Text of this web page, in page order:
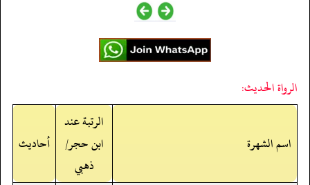
الرواة الحديث:
اسم الشهرة
الرتبة عند
ابن حجر/
ذهبي
أحاديث